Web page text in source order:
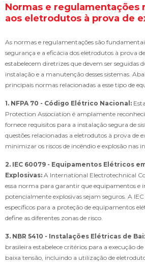
Normas e regulamentações
aos eletrodutos à prova de
As normas e regulamentações são
segurança e a eficácia dos eletrodutos à prova
estabelecem diretrizes que devem ser seguidas
instalação e a manutenção desses sistemas.
principais normas relacionadas a esse tipo de
1. NFPA 70 - Código Elétrico Nacional:
Protection Association é amplamente
fornece requisitos para a instalação segura de
questões relacionadas a eletrodutos à prova de
minimizar os riscos de incêndio e explosão nas
2. IEC 60079 - Equipamentos Elétricos
Explosivas: A International Electrotechnical
essa norma para garantir que equipamentos e
potencialmente explosivas sejam seguros. A
específicos para a proteção de equipamentos
define as diferentes zonas de risco.
3. NBR 5410 - Instalações Elétricas de
brasileira estabelece critérios para a execução
baixa tensão, incluindo a utilização de